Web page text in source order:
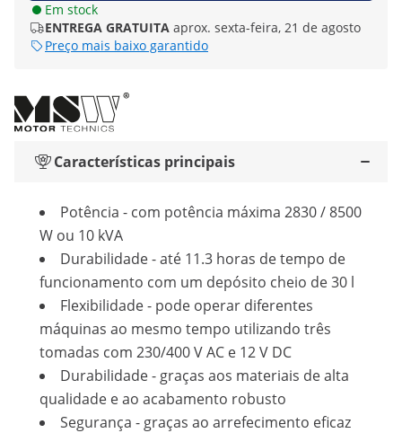
Em stock
ENTREGA GRATUITA aprox. sexta-feira, 21 de agosto
Preço mais baixo garantido
Características principais
Potência - com potência máxima 2830 / 8500
W ou 10 kVA
Durabilidade - até 11.3 horas de tempo de
funcionamento com um depósito cheio de 30 l
Flexibilidade - pode operar diferentes
máquinas ao mesmo tempo utilizando três
tomadas com 230/400 V AC e 12 V DC
Durabilidade - graças aos materiais de alta
qualidade e ao acabamento robusto
Segurança - graças ao arrefecimento eficaz